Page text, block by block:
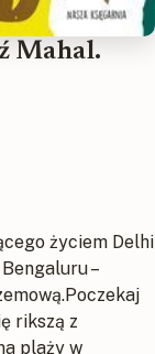
Mahal.
życiem Delhi
–
rikszą z
plaży w